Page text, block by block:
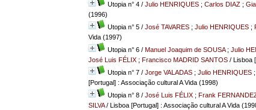
Utopia n° 4/ Julio HENRIQUES; Carlos DIAZ;
(1996)
Utopia n° 5/ José TAVARES; Julio HENRIQUES;
Vida (1997)
Utopia n° 6/ Manuel Joaquim de SOUSA; Julio
José Luis FÉLIX; Francisco MADRID SANTOS/ Lisboa
Utopia n° 7/ Jorge VALADAS; Julio HENRIQUES;
[Portugal] : Associação cultural A Vida (1998)
Utopia n° 8/ José Luis FÉLIX; Frank
SILVA/ Lisboa [Portugal] : Associação cultural A Vida